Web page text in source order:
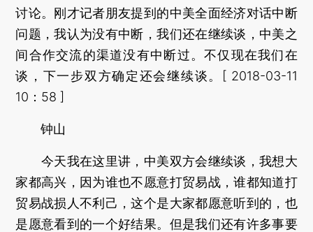
讨论。刚才记者朋友提到的中美全面经济对话中断
问题，我认为没有中断，我们还在继续谈，中美之
间合作交流的渠道没有中断过。不仅现在我们在
谈，下一步双方确定还会继续谈。[ 2018-03-11
10：58 ]
钟山
今天我在这里讲，中美双方会继续谈，我想大
家都高兴，因为谁也不愿意打贸易战，谁都知道打
贸易战损人不利己，这个是大家都愿意听到的，也
是愿意看到的一个好结果。但是我们还有许多事要